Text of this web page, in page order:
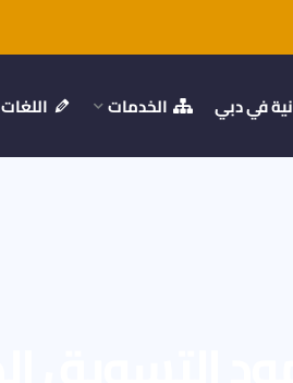
في دبي الخدمات اللغات